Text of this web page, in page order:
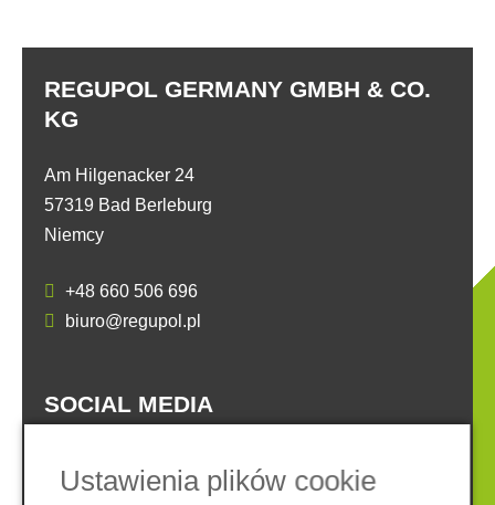
REGUPOL GERMANY GMBH & CO.
KG
Am Hilgenacker 24
57319 Bad Berleburg
Niemcy
+48 660 506 696
biuro@regupol.pl
SOCIAL MEDIA
Ustawienia plików cookie